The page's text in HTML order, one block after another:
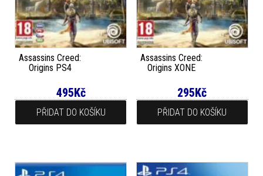
Assassins Creed:
Origins PS4
495Kč
PŘIDAT DO KOŠÍKU
Assassins Creed:
Origins XONE
295Kč
PŘIDAT DO KOŠÍKU